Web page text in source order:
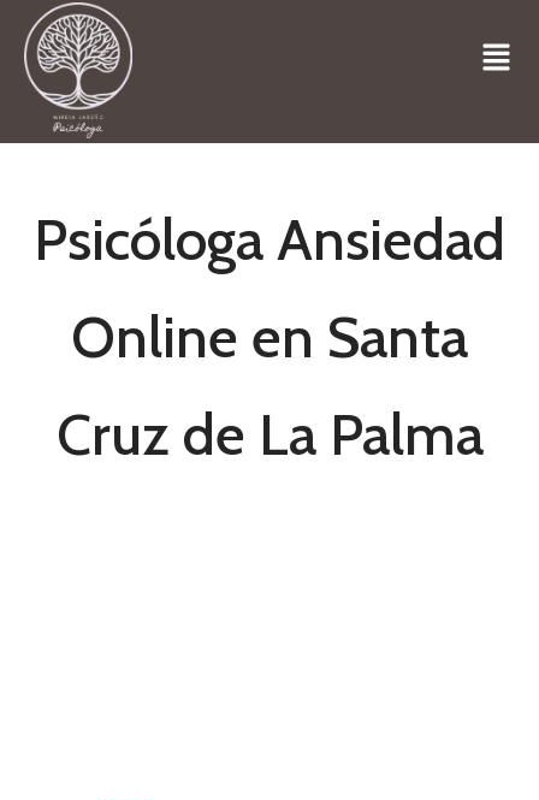
Psicóloga Ansiedad
Online en Santa
Cruz de La Palma